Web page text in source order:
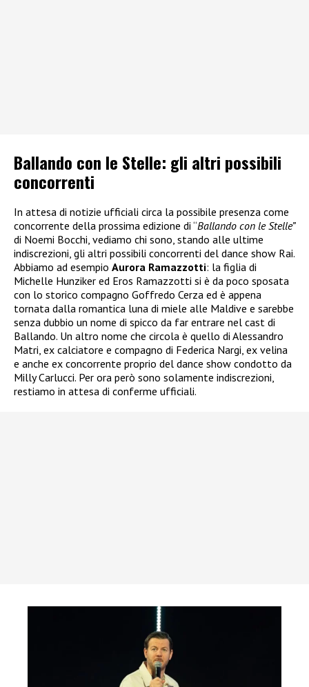
Ballando con le Stelle: gli altri possibili
concorrenti
In attesa di notizie ufficiali circa la possibile presenza come
concorrente della prossima edizione di “Ballando con le Stelle”
di Noemi Bocchi, vediamo chi sono, stando alle ultime
indiscrezioni, gli altri possibili concorrenti del dance show Rai.
Abbiamo ad esempio Aurora Ramazzotti: la figlia di
Michelle Hunziker ed Eros Ramazzotti si è da poco sposata
con lo storico compagno Goffredo Cerza ed è appena
tornata dalla romantica luna di miele alle Maldive e sarebbe
senza dubbio un nome di spicco da far entrare nel cast di
Ballando. Un altro nome che circola è quello di Alessandro
Matri, ex calciatore e compagno di Federica Nargi, ex velina
e anche ex concorrente proprio del dance show condotto da
Milly Carlucci. Per ora però sono solamente indiscrezioni,
restiamo in attesa di conferme ufficiali.